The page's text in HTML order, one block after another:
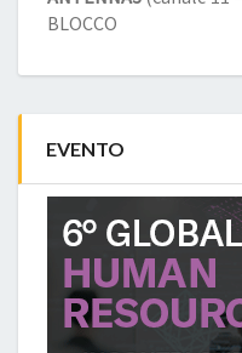
BLOCCO
EVENTO